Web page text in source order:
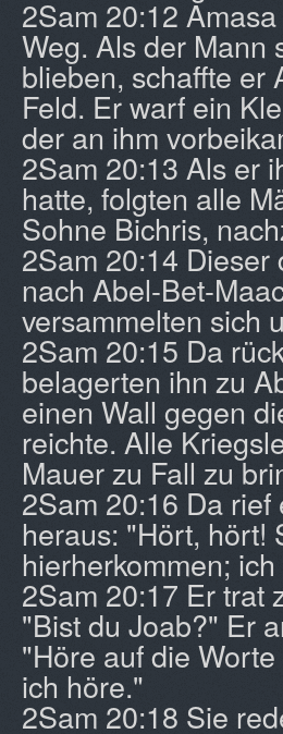
2Sam 20:12
Weg. Als der Mann
blieben, schaffte er
Feld. Er warf ein
der an ihm
2Sam 20:13 Als er
hatte, folgten alle
Sohne Bichris,
2Sam 20:14
nach Abel-Bet-
versammelten sich
2Sam 20:15 Da
belagerten ihn zu
einen Wall gegen
reichte. Alle
Mauer zu Fall zu
2Sam 20:16 Da
heraus: "Hört, hört!
hierherkommen;
2Sam 20:17 Er trat
"Bist du Joab?" Er
"Höre auf die
ich höre."
2Sam 20:18 Sie